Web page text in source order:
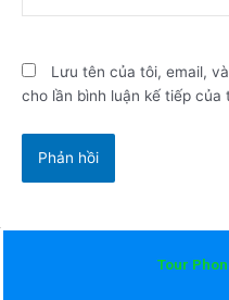
Lưu tên của tôi, email,
cho lần bình luận kế tiếp của
Tour